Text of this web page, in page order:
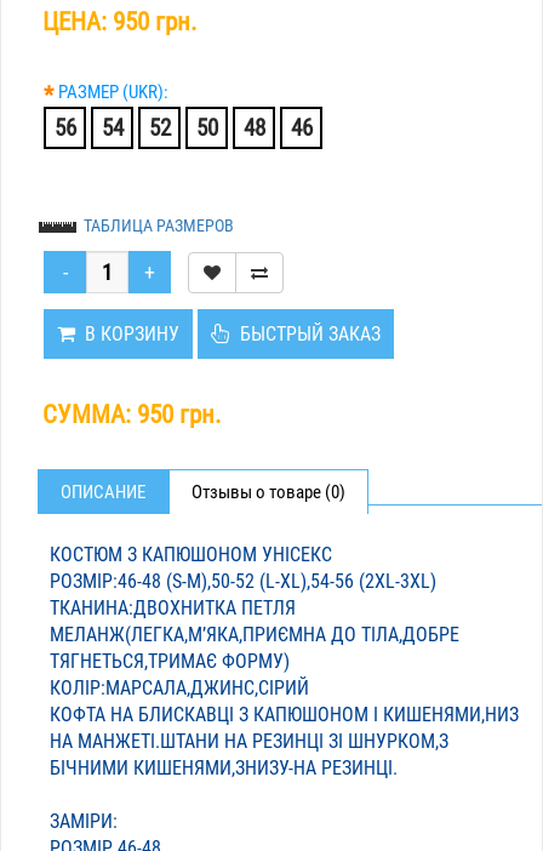
ЦЕНА: 950 грн.
* РАЗМЕР (UKR):
56 54 52 50 48 46
ТАБЛИЦА РАЗМЕРОВ
В КОРЗИНУ БЫСТРЫЙ ЗАКАЗ
СУММА: 950 грн.
ОПИСАНИЕ Отзывы о товаре (0)
КОСТЮМ З КАПЮШОНОМ УНІСЕКС
РОЗМІР:46-48 (S-M),50-52 (L-XL),54-56 (2XL-3XL)
ТКАНИНА:ДВОХНИТКА ПЕТЛЯ
МЕЛАНЖ(ЛЕГКА,МʼЯКА,ПРИЄМНА ДО ТІЛА,ДОБРЕ
ТЯГНЕТЬСЯ,ТРИМАЄ ФОРМУ)
КОЛІР:МАРСАЛА,ДЖИНС,СІРИЙ
КОФТА НА БЛИСКАВЦІ З КАПЮШОНОМ І КИШЕНЯМИ,НИЗ
НА МАНЖЕТІ.ШТАНИ НА РЕЗИНЦІ ЗІ ШНУРКОМ,З
БІЧНИМИ КИШЕНЯМИ,ЗНИЗУ-НА РЕЗИНЦІ.
ЗАМІРИ: